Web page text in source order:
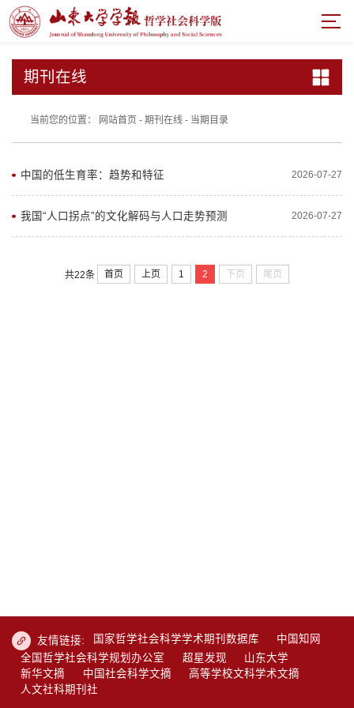
期刊在线
当前您的位置： 网站首页- 期刊在线 - 当期目录
中国的低生育率：趋势和特征 2026-07-27
我国“人口拐点”的文化解码与人口走势预测 2026-07-27
共22条 首页 上页 1 2 下页 尾页
友情链接: 国家哲学社会科学学术期刊数据库
中国知网
全国哲学社会科学规划办公室
超星发现
山东大学
新华文摘
中国社会科学文摘
高等学校文科学术文摘
人文社科期刊社